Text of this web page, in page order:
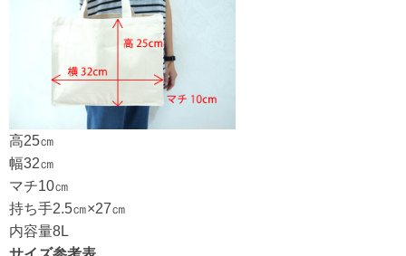
高25㎝
幅32㎝
マチ10㎝
持ち手2.5㎝×27㎝
内容量8L